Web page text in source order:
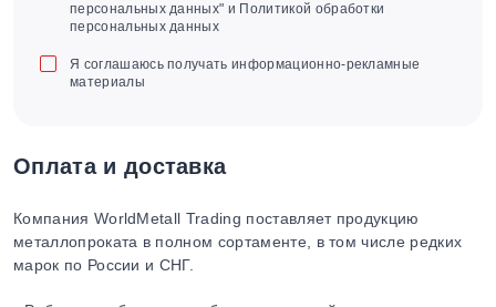
персональных данных" и Политикой обработки
персональных данных
Я соглашаюсь получать информационно-рекламные
материалы
Оплата и доставка
Компания WorldMetall Trading поставляет продукцию
металлопроката в полном сортаменте, в том числе редких
марок по России и СНГ.